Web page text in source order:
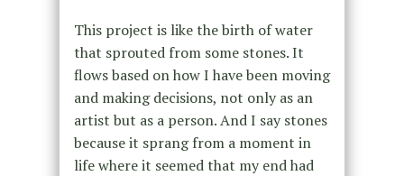
This project is like the birth of water
that sprouted from some stones. It
flows based on how I have been moving
and making decisions, not only as an
artist but as a person. And I say stones
because it sprang from a moment in
life where it seemed that my end had